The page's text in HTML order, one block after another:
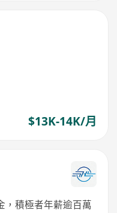
$13K-14K/月
，積極者年薪逾百萬